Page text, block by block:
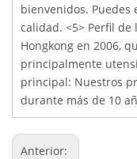
bienvenidos.
calidad. <5> Perfil de
Hongkong en 2006,
principalmente
principal: Nuestros
durante más de 10
Anterior: